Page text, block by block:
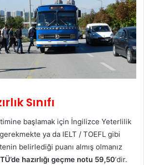
Sınıfı
başlamak için İngilizce Yeterlilik
ya da IELT / TOEFL gibi
belirlediği puanı almış olmanız
hazırlığı geçme notu 59,50‘dir.